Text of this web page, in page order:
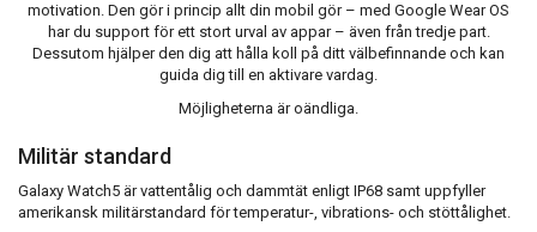
motivation. Den gör i princip allt din mobil gör – med Google Wear OS
har du support för ett stort urval av appar – även från tredje part.
Dessutom hjälper den dig att hålla koll på ditt välbefinnande och kan
guida dig till en aktivare vardag.
Möjligheterna är oändliga.
Militär standard
Galaxy Watch5 är vattentålig och dammtät enligt IP68 samt uppfyller
amerikansk militärstandard för temperatur-, vibrations- och stöttålighet.